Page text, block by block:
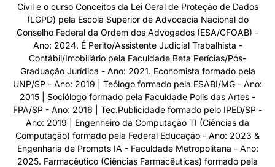
Civil e o curso Conceitos da Lei Geral de Proteção de Dados
(LGPD) pela Escola Superior de Advocacia Nacional do
Conselho Federal da Ordem dos Advogados (ESA/CFOAB) -
Ano: 2024. É Perito/Assistente Judicial Trabalhista -
Contábil/Imobiliário pela Faculdade Beta Perícias/Pós-
Graduação Jurídica - Ano: 2021. Economista formado pela
UNP/SP - Ano: 2019 | Teólogo formado pela ESABI/MG - Ano:
2015 | Sociólogo formado pela Faculdade Polis das Artes -
FPA/SP - Ano: 2016 | Tec.Publicidade formado pelo IPED/SP -
Ano: 2019 | Engenheiro da Computação TI (Ciências da
Computação) formado pela Federal Educação - Ano: 2023 &
Engenharia de Prompts IA - Faculdade Metropolitana - Ano:
2025. Farmacêutico (Ciências Farmacêuticas) formado pela